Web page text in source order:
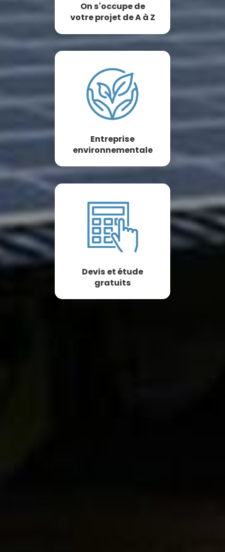
On s'occupe de
votre projet de A à Z
Entreprise
environnementale
Devis et étude
gratuits